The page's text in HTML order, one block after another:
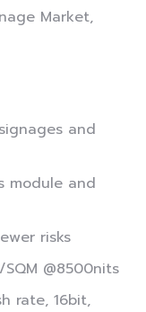
Market,
and
module and
risks
@8500nits
rate, 16bit,